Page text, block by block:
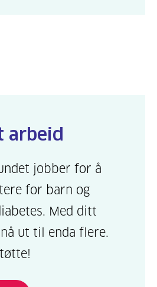
viser til
om regulering av
i skolen, og
legges tydelige føringer
på skolene, og
unntakene
arbeid
jobber for å
for barn og
Med ditt
ut til enda flere.